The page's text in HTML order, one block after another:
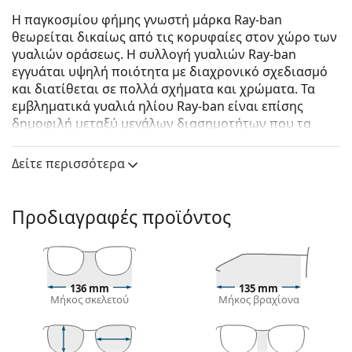
Η παγκοσμίου φήμης γνωστή μάρκα Ray-ban
θεωρείται δικαίως από τις κορυφαίες στον χώρο των
γυαλιών οράσεως. Η συλλογή γυαλιών Ray-ban
εγγυάται υψηλή ποιότητα με διαχρονικό σχεδιασμό
και διατίθεται σε πολλά σχήματα και χρώματα. Τα
εμβληματικά γυαλιά ηλίου Ray-ban είναι επίσης
δημοφιλή μεταξύ μεγάλων διασημοτήτων που τα
Ray-Ban Aviator Large Metal RB3025 002/48 58
Δείτε πώς φαίνονται πάνω σας αυτά τα γυαλιά ηλίου
με τη λειτουργία του Εικονικού καθρέφτη του
Lentiamo.
Σκελετός γυαλιών ηλίου
Το μαύρο χρώμα του σκελετού ταιριάζει απόλυτα
ξανθά, ανοιχτά καφέ ή μαύρα μαλλιά.
πιλοτικά σχέδια γυαλιών ηλίου
είναι η ιδανική
Δείτε περισσότερα
Προδιαγραφές προϊόντος
136 mm
Μήκος σκελετού
135 mm
Μήκος βραχίονα